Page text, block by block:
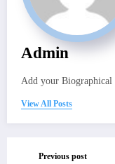
Admin
Add your Biographical
View All Posts
Previous post